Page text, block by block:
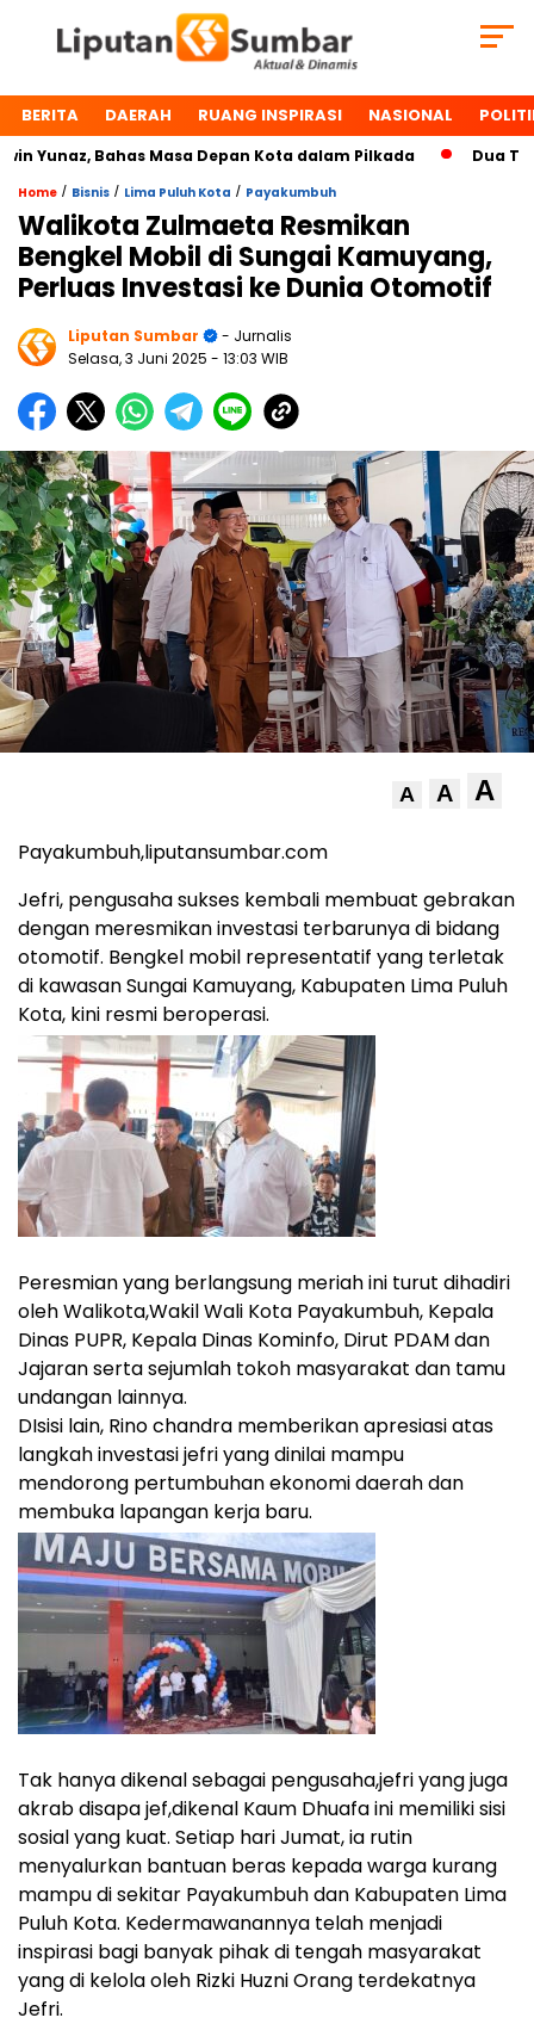
BERITA DAERAH RUANG INSPIRASI NASIONAL
Bahas Masa Depan Kota dalam Pilkada Dua Tokoh
Home / Bisnis / Lima Puluh Kota / Payakumbuh
Walikota Zulmaeta Resmikan
Bengkel Mobil di Sungai Kamuyang,
Perluas Investasi ke Dunia Otomotif
Liputan Sumbar
- Jurnalis
Selasa, 3 Juni 2025 - 13:03 WIB
A A A
Payakumbuh,liputansumbar.com
Jefri, pengusaha sukses kembali membuat gebrakan
dengan meresmikan investasi terbarunya di bidang
otomotif. Bengkel mobil representatif yang terletak
di kawasan Sungai Kamuyang, Kabupaten Lima Puluh
Kota, kini resmi beroperasi.
Peresmian yang berlangsung meriah ini turut dihadiri
oleh Walikota,Wakil Wali Kota Payakumbuh, Kepala
Dinas PUPR, Kepala Dinas Kominfo, Dirut PDAM dan
Jajaran serta sejumlah tokoh masyarakat dan tamu
undangan lainnya.
DIsisi lain, Rino chandra memberikan apresiasi atas
langkah investasi jefri yang dinilai mampu
mendorong pertumbuhan ekonomi daerah dan
membuka lapangan kerja baru.
Tak hanya dikenal sebagai pengusaha,jefri yang juga
akrab disapa jef,dikenal Kaum Dhuafa ini memiliki sisi
sosial yang kuat. Setiap hari Jumat, ia rutin
menyalurkan bantuan beras kepada warga kurang
mampu di sekitar Payakumbuh dan Kabupaten Lima
Puluh Kota. Kedermawanannya telah menjadi
inspirasi bagi banyak pihak di tengah masyarakat
yang di kelola oleh Rizki Huzni Orang terdekatnya
Jefri.